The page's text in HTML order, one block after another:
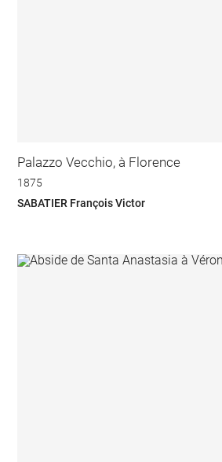
Palazzo Vecchio, à Florence
1875
SABATIER François Victor